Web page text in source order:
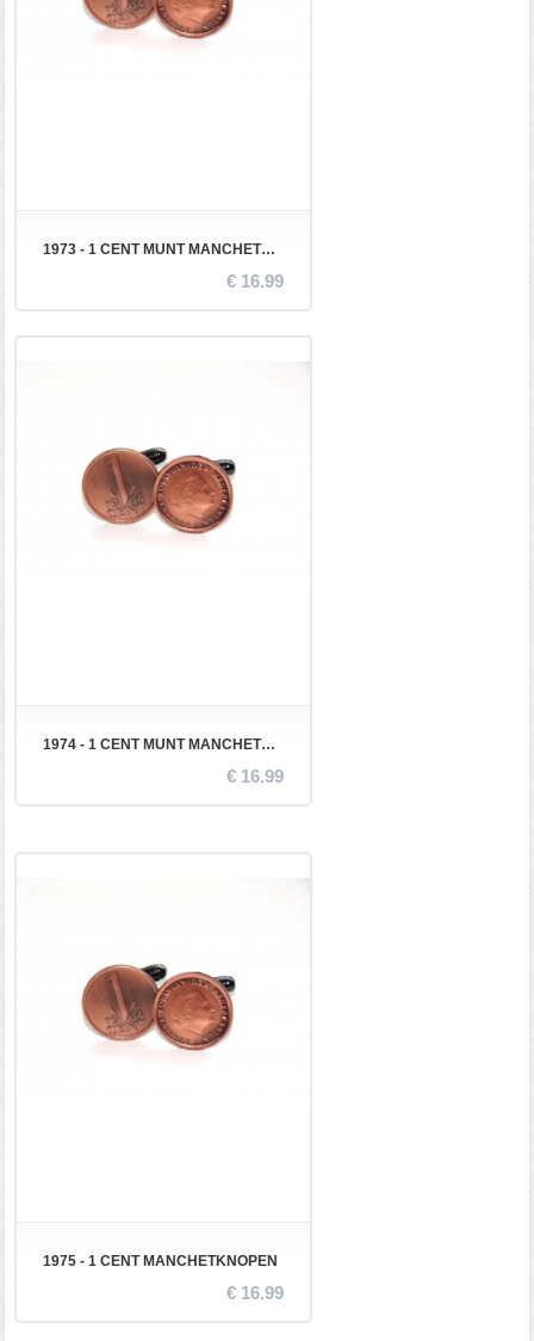
1973 - 1 CENT MUNT MANCHETKNOPEN
€ 16.99
1974 - 1 CENT MUNT MANCHETKNOPEN
€ 16.99
1975 - 1 CENT MANCHETKNOPEN
€ 16.99